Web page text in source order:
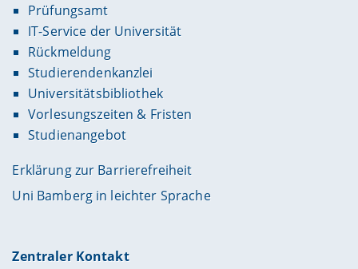
Prüfungsamt
IT-Service der Universität
Rückmeldung
Studierendenkanzlei
Universitätsbibliothek
Vorlesungszeiten & Fristen
Studienangebot
Erklärung zur Barrierefreiheit
Uni Bamberg in leichter Sprache
Zentraler Kontakt